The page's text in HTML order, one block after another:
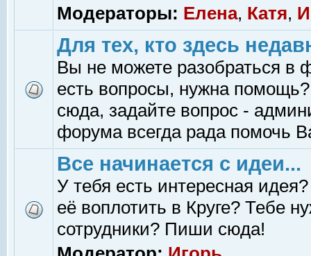
Модераторы: Елена, Катя,
Для тех, кто здесь
Вы не можете разобраться в
есть вопросы, нужна помощь?
сюда, задайте вопрос -
форума всегда рада помочь
Все начинается с идеи...
У тебя есть интересная
её воплотить в Круге? Тебе
сотрудники? Пиши сюда!